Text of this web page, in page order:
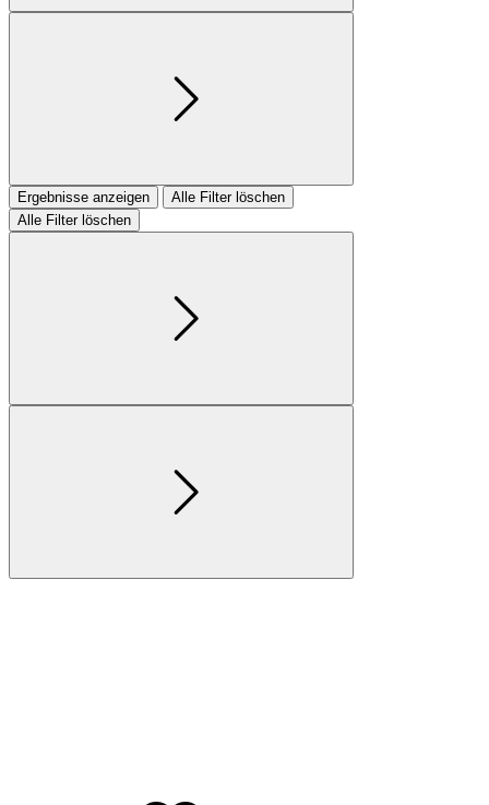
Ergebnisse anzeigen
Alle Filter löschen
Alle Filter löschen